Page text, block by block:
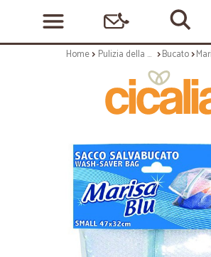
Home Pulizia della casa Bucato